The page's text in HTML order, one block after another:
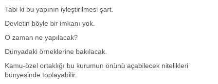
Tabi ki bu yapının iyleştirilmesi şart.
Devletin böyle bir imkanı yok.
O zaman ne yapılacak?
Dünyadaki örneklerine bakılacak.
Kamu-özel ortaklığı bu kurumun önünü açabilecek nitelikleri
bünyesinde toplayabilir.